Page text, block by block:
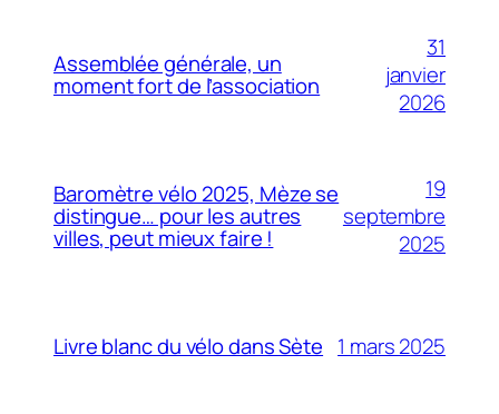
Assemblée générale, un
moment fort de l’association
31
janvier
2026
Baromètre vélo 2025, Mèze se
distingue… pour les autres
villes, peut mieux faire !
19
septembre
2025
Livre blanc du vélo dans Sète 1 mars 2025